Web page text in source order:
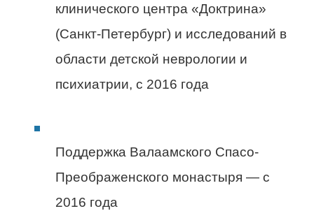
клинического центра «Доктрина»
(Санкт-Петербург) и исследований в
области детской неврологии и
психиатрии, с 2016 года
Поддержка Валаамского Спасо-
Преображенского монастыря — с
2016 года